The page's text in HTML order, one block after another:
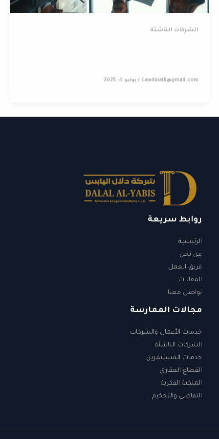
الشركات الناشئة
Lawdalal8@gmail.com
/ يوليو 4, 2025
روابط سريعة
الرئيسية
من نحن
فريق العمل
المقالات
تواصل معنا
مجالات الممارسة
خدمات الأعمال والشركات
الشركات الناشئة
خدمات المستثمرين
القطاع العقاري
الملكية الفكرية
التقاضي والتحكيم